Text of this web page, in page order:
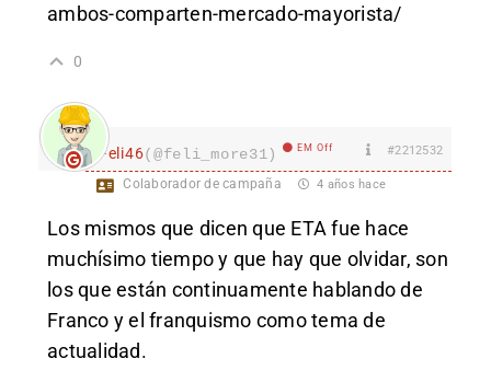
ambos-comparten-mercado-mayorista/
0
Feli46(@feli_more31) EM Off #2212532
Colaborador de campaña 4 años hace
Los mismos que dicen que ETA fue hace
muchísimo tiempo y que hay que olvidar, son
los que están continuamente hablando de
Franco y el franquismo como tema de
actualidad.